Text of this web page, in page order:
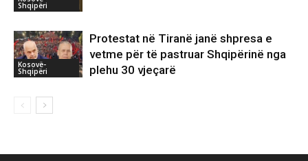
Shqipëri
Kosovë-
Shqipëri
Protestat në Tiranë janë shpresa e
vetme për të pastruar Shqipërinë nga
plehu 30 vjeçarë